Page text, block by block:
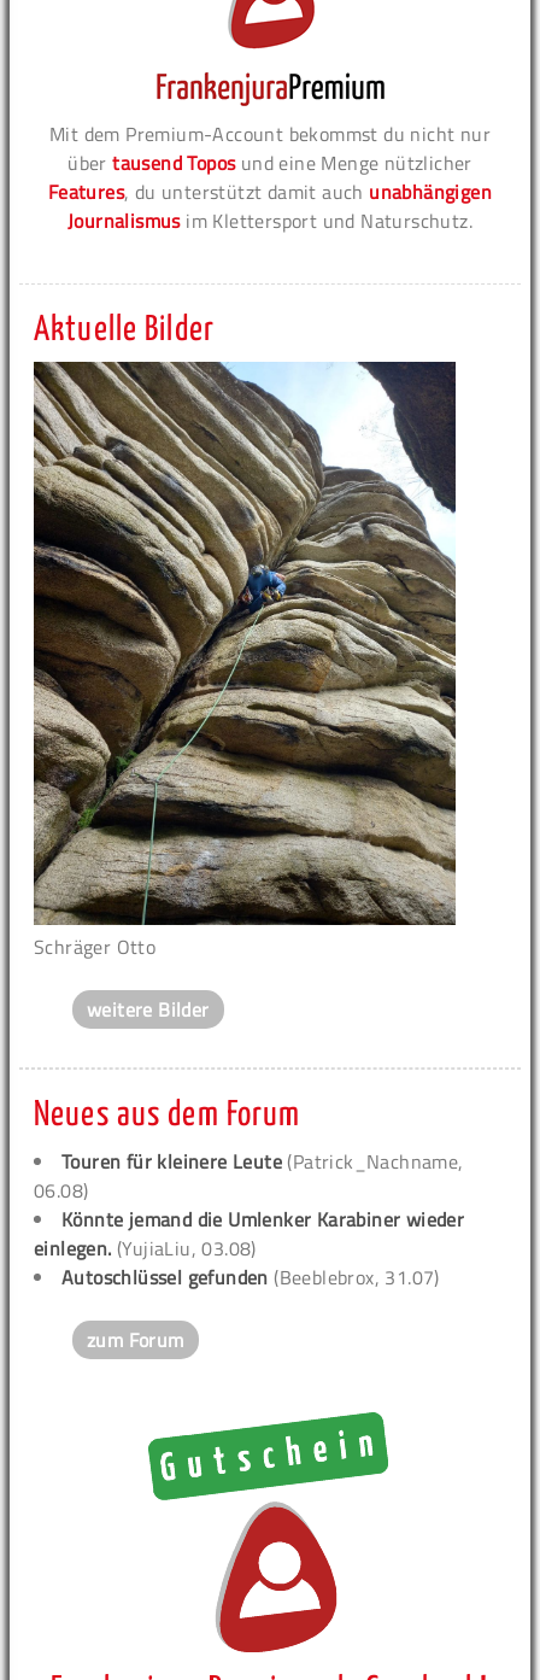
Mit dem Premium-Account bekommst du nicht nur
übertausend Toposund eine Menge nützlicher
Features, du unterstützt damit auch unabhängigen
Journalismusim Klettersport und Naturschutz.
Aktuelle Bilder
Schräger Otto
weitere Bilder
Neues aus dem Forum
Touren für kleinere Leute (Patrick_Nachname,
06.08)
Könnte jemand die Umlenker Karabiner wieder
einlegen. (YujiaLiu, 03.08)
Autoschlüssel gefunden (Beeblebrox, 31.07)
zum Forum